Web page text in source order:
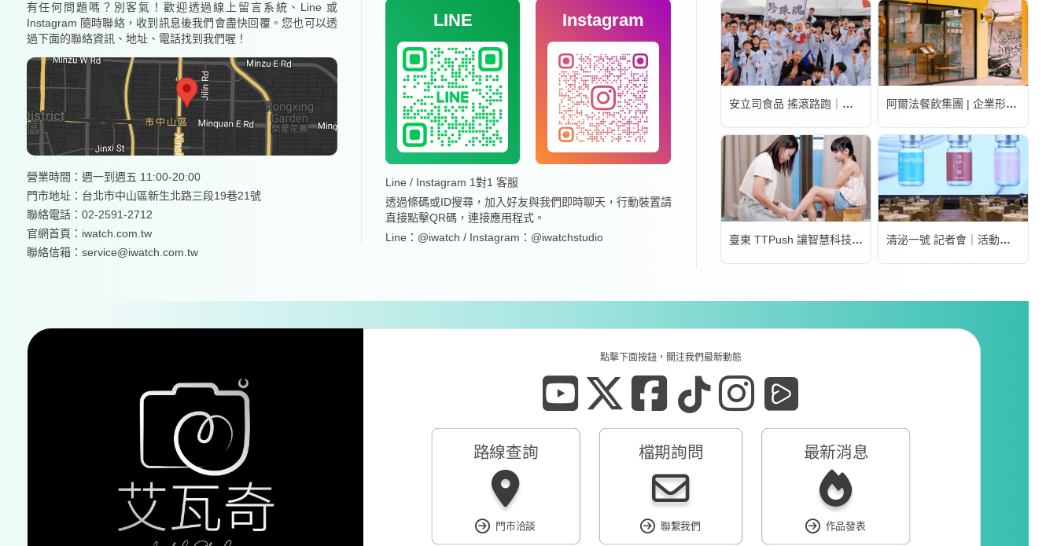
有任何問題嗎？別客氣！歡迎透過線上留言系統、Line 或
Instagram 隨時聯絡，收到訊息後我們會盡快回覆。您也可以透
過下面的聯絡資訊、地址、電話找到我們喔！
營業時間：週一到週五 11:00-20:00
門市地址：台北市中山區新生北路三段19巷21號
聯絡電話：02-2591-2712
官網首頁： iwatch.com.tw
聯絡信箱：service@iwatch.com.tw
LINE Instagram
Line / Instagram 1對1 客服
透過條碼或ID搜尋，加入好友與我們即時聊天，行動裝置請
直接點擊QR碼，連接應用程式。
Line：@iwatch / Instagram：@iwatchstudio
安立司食品 搖滾路跑｜活動錄影 阿爾法餐飲集團 | 企業形象宣傳片
臺東 TTPush 讓智慧科技更有溫度 | 形象影片 清泌一號 記者會｜活動錄影
點擊下面按鈕，關注我們最新動態
路線查詢
門市洽談
最新消息
作品發表
檔期詢問
聯繫我們